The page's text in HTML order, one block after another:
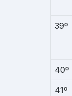
39º
40º
41º